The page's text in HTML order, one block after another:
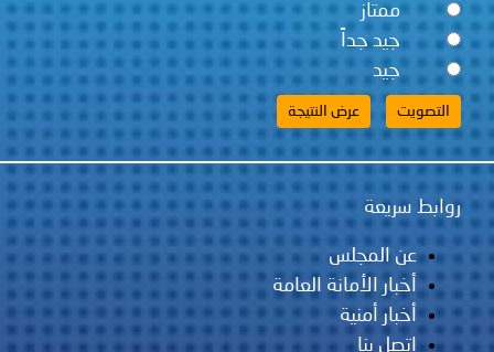
ممتاز
جيد جداً
جيد
روابط سريعة
عن المجلس
أخبار الأمانة العامة
أخبار أمنية
اتصل بنا